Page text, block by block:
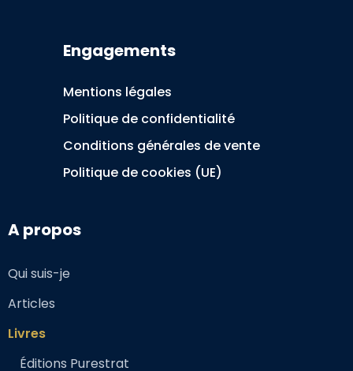
Engagements
Mentions légales
Politique de confidentialité
Conditions générales de vente
Politique de cookies (UE)
A propos
Qui suis-je
Articles
Livres
Éditions Purestrat